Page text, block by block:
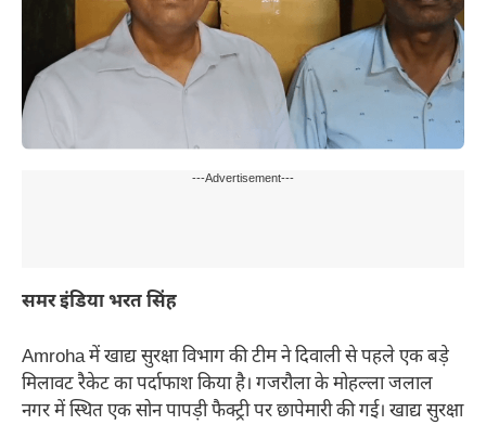
---Advertisement---
समर इंडिया भरत सिंह
Amroha में खाद्य सुरक्षा विभाग की टीम ने दिवाली से पहले एक बड़े
मिलावट रैकेट का पर्दाफाश किया है। गजरौला के मोहल्ला जलाल
नगर में स्थित एक सोन पापड़ी फैक्ट्री पर छापेमारी की गई। खाद्य सुरक्षा